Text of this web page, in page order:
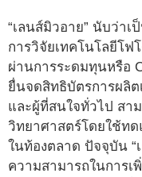
“เลนส์มิวอาย” นับว่า
การวิจัยเทคโนโลยีโ
ผ่านการระดมทุนหรือ
ยื่นจดสิทธิบัตรการผลิต
และผู้ที่สนใจทั่วไป สา
วิทยาศาสตร์โดยใช้ท
ในท้องตลาด ปัจจุบัน “
ความสามารถในการ